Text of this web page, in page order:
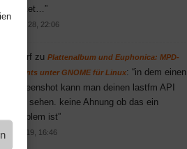
Paket… ”
Juni 28, 22:06
knarfzu Plattenalbum und Euphonica: MPD-
Clients unter GNOME für Linux: “in dem einen
Screenshot kann man deinen lastfm API
key sehen. keine Ahnung ob das ein
Problem ist”
Mai 19, 16:46